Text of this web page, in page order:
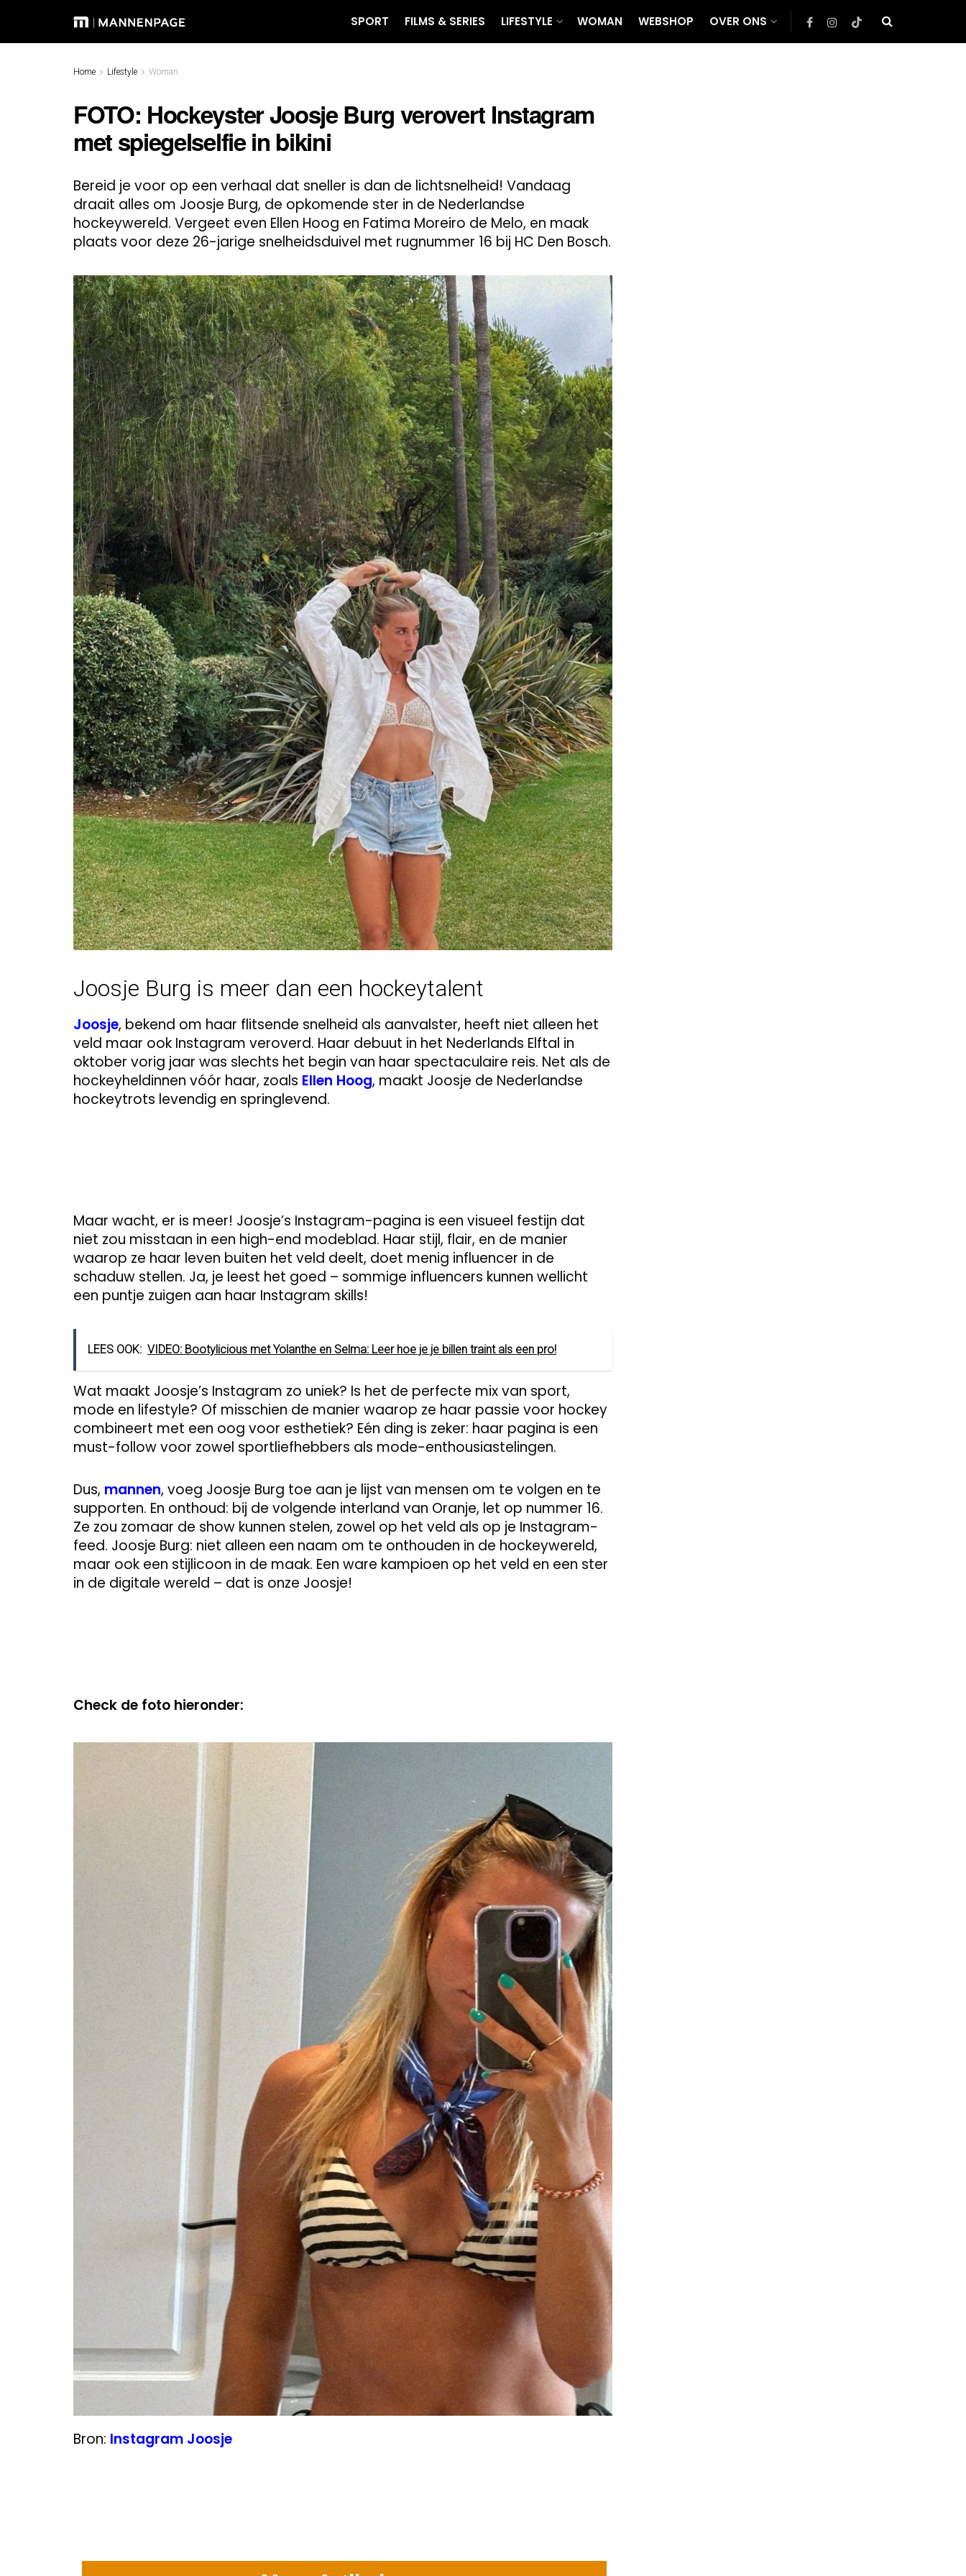
SPORT FILMS & SERIES LIFESTYLE WOMAN WEBSHOP OVER ONS
Home Lifestyle Woman
FOTO: Hockeyster Joosje Burg verovert Instagram
met spiegelselfie in bikini
Bereid je voor op een verhaal dat sneller is dan de lichtsnelheid! Vandaag
draait alles om Joosje Burg, de opkomende ster in de Nederlandse
hockeywereld. Vergeet even Ellen Hoog en Fatima Moreiro de Melo, en maak
plaats voor deze 26-jarige snelheidsduivel met rugnummer 16 bij HC Den Bosch.
Joosje Burg is meer dan een hockeytalent
Joosje, bekend om haar flitsende snelheid als aanvalster, heeft niet alleen het
veld maar ook Instagram veroverd. Haar debuut in het Nederlands Elftal in
oktober vorig jaar was slechts het begin van haar spectaculaire reis. Net als de
hockeyheldinnen vóór haar, zoals Ellen Hoog, maakt Joosje de Nederlandse
hockeytrots levendig en springlevend.
Maar wacht, er is meer! Joosje’s Instagram-pagina is een visueel festijn dat
niet zou misstaan in een high-end modeblad. Haar stijl, flair, en de manier
waarop ze haar leven buiten het veld deelt, doet menig influencer in de
schaduw stellen. Ja, je leest het goed – sommige influencers kunnen wellicht
een puntje zuigen aan haar Instagram skills!
LEES OOK: VIDEO: Bootylicious met Yolanthe en Selma: Leer hoe je je billen traint als een pro!
Wat maakt Joosje’s Instagram zo uniek? Is het de perfecte mix van sport,
mode en lifestyle? Of misschien de manier waarop ze haar passie voor hockey
combineert met een oog voor esthetiek? Eén ding is zeker: haar pagina is een
must-follow voor zowel sportliefhebbers als mode-enthousiastelingen.
Dus, mannen, voeg Joosje Burg toe aan je lijst van mensen om te volgen en te
supporten. En onthoud: bij de volgende interland van Oranje, let op nummer 16.
Ze zou zomaar de show kunnen stelen, zowel op het veld als op je Instagram-
feed. Joosje Burg: niet alleen een naam om te onthouden in de hockeywereld,
maar ook een stijlicoon in de maak. Een ware kampioen op het veld en een ster
in de digitale wereld – dat is onze Joosje!
Check de foto hieronder:
Bron: Instagram Joosje